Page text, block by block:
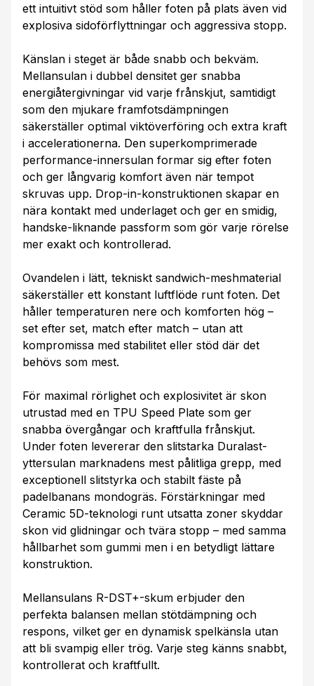
ett intuitivt stöd som håller foten på plats även vid
explosiva sidoförflyttningar och aggressiva stopp.
Känslan i steget är både snabb och bekväm.
Mellansulan i dubbel densitet ger snabba
energiåtergivningar vid varje frånskjut, samtidigt
som den mjukare framfotsdämpningen
säkerställer optimal viktöverföring och extra kraft
i accelerationerna. Den superkomprimerade
performance-innersulan formar sig efter foten
och ger långvarig komfort även när tempot
skruvas upp. Drop-in-konstruktionen skapar en
nära kontakt med underlaget och ger en smidig,
handske-liknande passform som gör varje rörelse
mer exakt och kontrollerad.
Ovandelen i lätt, tekniskt sandwich-meshmaterial
säkerställer ett konstant luftflöde runt foten. Det
håller temperaturen nere och komforten hög –
set efter set, match efter match – utan att
kompromissa med stabilitet eller stöd där det
behövs som mest.
För maximal rörlighet och explosivitet är skon
utrustad med en TPU Speed Plate som ger
snabba övergångar och kraftfulla frånskjut.
Under foten levererar den slitstarka Duralast-
yttersulan marknadens mest pålitliga grepp, med
exceptionell slitstyrka och stabilt fäste på
padelbanans mondogräs. Förstärkningar med
Ceramic 5D-teknologi runt utsatta zoner skyddar
skon vid glidningar och tvära stopp – med samma
hållbarhet som gummi men i en betydligt lättare
konstruktion.
Mellansulans R-DST+-skum erbjuder den
perfekta balansen mellan stötdämpning och
respons, vilket ger en dynamisk spelkänsla utan
att bli svampig eller trög. Varje steg känns snabbt,
kontrollerat och kraftfullt.